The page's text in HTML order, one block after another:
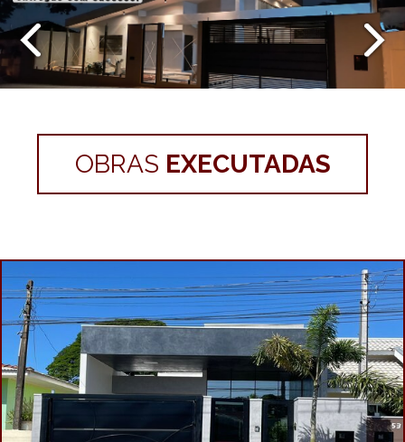
OBRAS EM ANDAMENTO
VENDA
LOCAÇÃO
CONTATO
OBRAS EXECUTADAS